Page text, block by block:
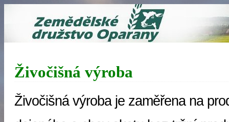
Živočišná výroba
Živočišná výroba je zaměřena na